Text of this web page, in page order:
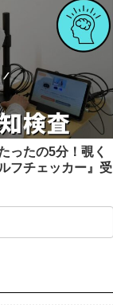
ったの5分！覗く
フチェッカー』受